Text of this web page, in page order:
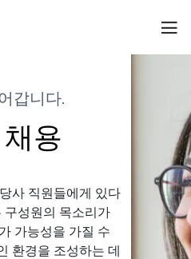
갑니다.
용
사 직원들에게 있다
구성원의 목소리가
가능성을 가질 수
환경을 조성하는 데